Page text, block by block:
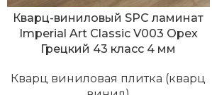
Кварц-виниловый SPC ламинат
Imperial Art Classic V003 Орех
Грецкий 43 класс 4 мм
Кварц виниловая плитка (кварц